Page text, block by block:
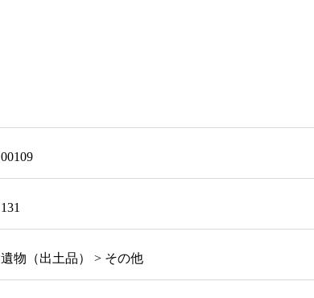
00109
131
遺物（出土品） > その他